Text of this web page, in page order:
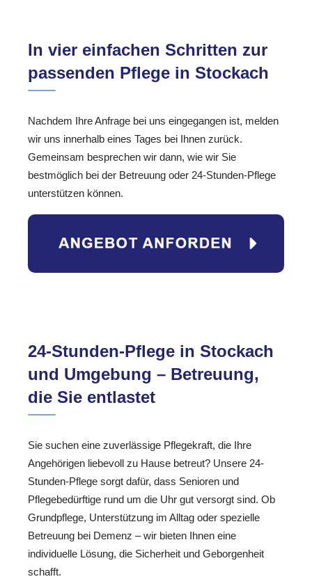
In vier einfachen Schritten zur
passenden Pflege in Stockach
Nachdem Ihre Anfrage bei uns eingegangen ist, melden
wir uns innerhalb eines Tages bei Ihnen zurück.
Gemeinsam besprechen wir dann, wie wir Sie
bestmöglich bei der Betreuung oder 24-Stunden-Pflege
unterstützen können.
24-Stunden-Pflege in Stockach
und Umgebung – Betreuung,
die Sie entlastet
Sie suchen eine zuverlässige Pflegekraft, die Ihre
Angehörigen liebevoll zu Hause betreut? Unsere 24-
Stunden-Pflege sorgt dafür, dass Senioren und
Pflegebedürftige rund um die Uhr gut versorgt sind. Ob
Grundpflege, Unterstützung im Alltag oder spezielle
Betreuung bei Demenz – wir bieten Ihnen eine
individuelle Lösung, die Sicherheit und Geborgenheit
schafft.